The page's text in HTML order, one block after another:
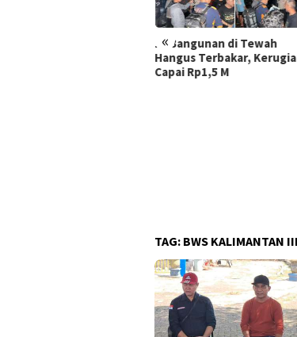
«
TAG: BWS KALIMANTAN